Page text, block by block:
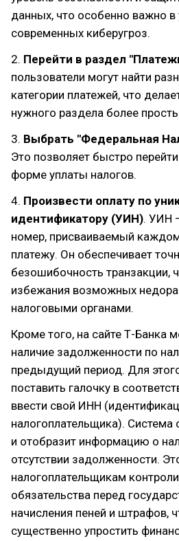
данных, что особенно важно в
современных киберугроз.
2. Перейти в раздел
пользователи могут найти
категории платежей, что
нужного раздела более
3. Выбрать "Федеральная
Это позволяет быстро
форме уплаты налогов.
4. Произвести оплату по
идентификатору (УИН). УИН
номер, присваиваемый
платежу. Он обеспечивает
безошибочность транзакции,
избежания возможных
налоговыми органами.
Кроме того, на сайте Т-Банка
наличие задолженности по
предыдущий период. Для
поставить галочку в
ввести свой ИНН
налогоплательщика). Система
и отобразит информацию о
отсутствии задолженности.
налогоплательщикам
обязательства перед
начисления пеней и штрафов,
существенно упростить